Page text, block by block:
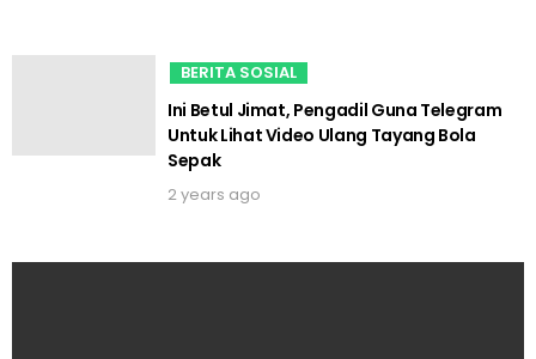
BERITA SOSIAL
Ini Betul Jimat, Pengadil Guna Telegram
Untuk Lihat Video Ulang Tayang Bola
Sepak
2 years ago